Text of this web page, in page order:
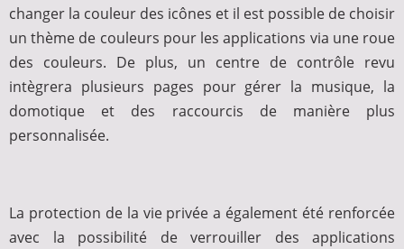
changer la couleur des icônes et il est possible de choisir
un thème de couleurs pour les applications via une roue
des couleurs. De plus, un centre de contrôle revu
intègrera plusieurs pages pour gérer la musique, la
domotique et des raccourcis de manière plus
personnalisée.
La protection de la vie privée a également été renforcée
avec la possibilité de verrouiller des applications